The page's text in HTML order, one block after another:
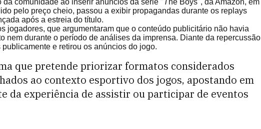
da comunidade ao inserir anúncios da série "The Boys", da Amazon, em
pelo preço cheio, passou a exibir propagandas durante os replays
após a estreia do título.
jogadores, que argumentaram que o conteúdo publicitário não havia
nem durante o período de análises da imprensa. Diante da repercussão
e retirou os anúncios do jogo.
que pretende priorizar formatos considerados
ao contexto esportivo dos jogos, apostando em
da experiência de assistir ou participar de eventos